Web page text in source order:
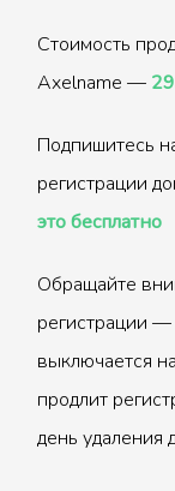
Стоимость
Axelname —
Подпишитесь
регистрации
это бесплатно
Обращайте
регистрации —
выключается
продлит
день удаления